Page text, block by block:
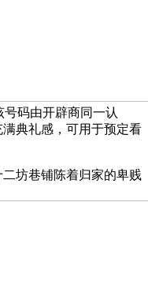
码由开辟商同一认
典礼感，可用于预定看
坊巷铺陈着归家的卑贱